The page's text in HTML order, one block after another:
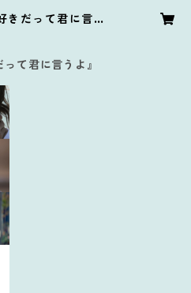
きだって君に言う
って君に言うよ』